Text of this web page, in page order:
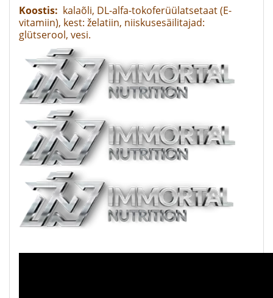
Koostis: kalaõli, DL-alfa-tokoferüülatsetaat (E-
vitamiin), kest: želatiin, niiskusesäilitajad:
glütserool, vesi.